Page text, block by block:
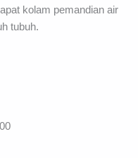
kolam pemandian air
tubuh.